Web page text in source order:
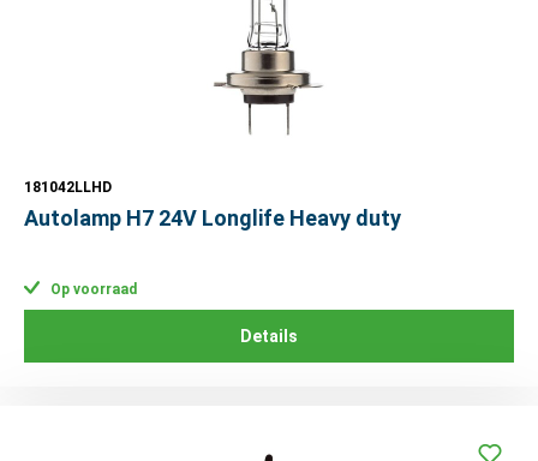
181042LLHD
Autolamp H7 24V Longlife Heavy duty
Op voorraad
Details